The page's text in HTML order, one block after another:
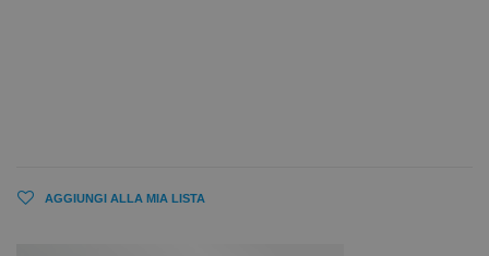
AGGIUNGI ALLA MIA LISTA